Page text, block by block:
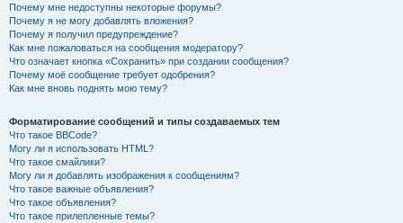
Почему мне недоступны некоторые форумы?
Почему я не могу добавлять вложения?
Почему я получил предупреждение?
Как мне пожаловаться на сообщения модератору?
Что означает кнопка «Сохранить» при создании сообщения?
Почему моё сообщение требует одобрения?
Как мне вновь поднять мою тему?
Форматирование сообщений и типы создаваемых тем
Что такое BBCode?
Могу ли я использовать HTML?
Что такое смайлики?
Могу ли я добавлять изображения к сообщениям?
Что такое важные объявления?
Что такое объявления?
Что такое прилепленные темы?